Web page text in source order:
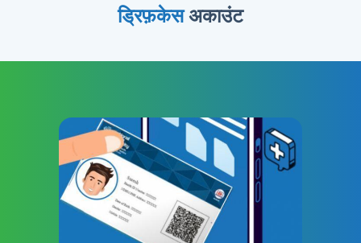
ड्रिफ़केसअकाउंट